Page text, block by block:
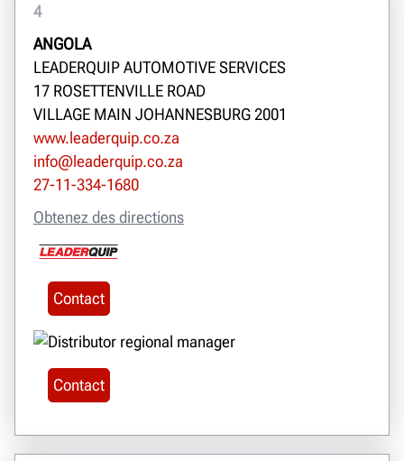
4
ANGOLA
LEADERQUIP AUTOMOTIVE SERVICES
17 ROSETTENVILLE ROAD
VILLAGE MAIN JOHANNESBURG 2001
www.leaderquip.co.za
info@leaderquip.co.za
27-11-334-1680
Obtenez des directions
Contact
Contact